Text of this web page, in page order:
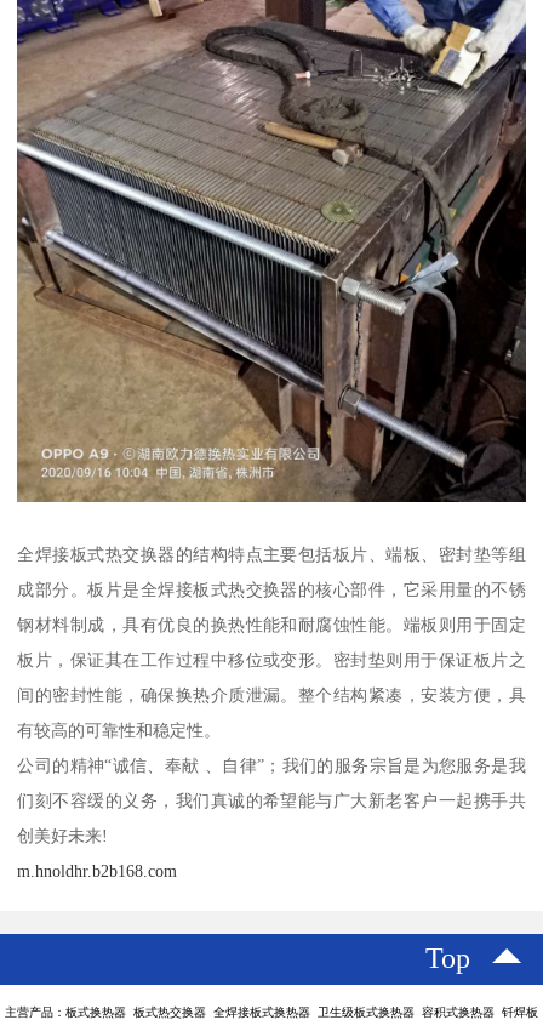
全焊接板式热交换器的结构特点主要包括板片、端板、密封垫等组
成部分。板片是全焊接板式热交换器的核心部件，它采用量的不锈
钢材料制成，具有优良的换热性能和耐腐蚀性能。端板则用于固定
板片，保证其在工作过程中移位或变形。密封垫则用于保证板片之
间的密封性能，确保换热介质泄漏。整个结构紧凑，安装方便，具
有较高的可靠性和稳定性。
公司的精神“诚信、奉献 、自律”；我们的服务宗旨是为您服务是我
们刻不容缓的义务，我们真诚的希望能与广大新老客户一起携手共
创美好未来!
m.hnoldhr.b2b168.com
Top
主营产品：板式换热器 板式热交换器 全焊接板式换热器 卫生级板式换热器 容积式换热器 钎焊板